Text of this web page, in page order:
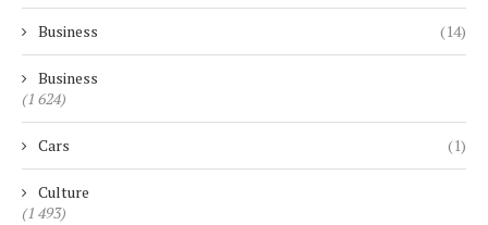
Business (14)
Business
(1 624)
Cars (1)
Culture
(1 493)